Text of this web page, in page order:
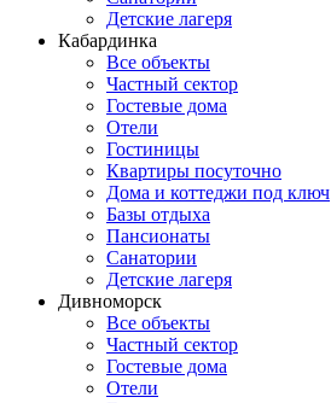
Детские лагеря
Кабардинка
Все объекты
Частный сектор
Гостевые дома
Отели
Гостиницы
Квартиры посуточно
Дома и коттеджи под ключ
Базы отдыха
Пансионаты
Санатории
Детские лагеря
Дивноморск
Все объекты
Частный сектор
Гостевые дома
Отели